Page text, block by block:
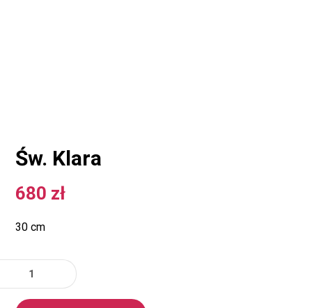
Św. Klara
680 zł
30 cm